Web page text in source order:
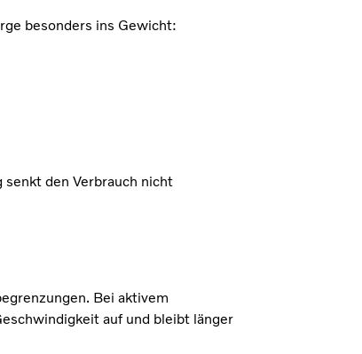
besonders ins Gewicht:
den Verbrauch nicht
Bei aktivem
auf und bleibt länger